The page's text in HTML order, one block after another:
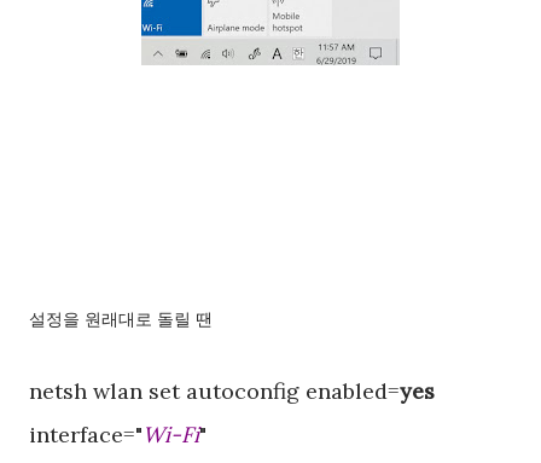
설정을 원래대로 돌릴 땐
netsh wlan set autoconfig enabled=yes
interface="Wi-Fi"